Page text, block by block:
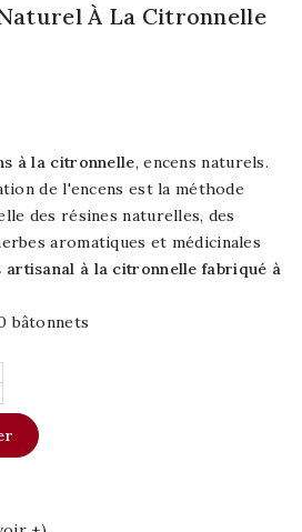
À La Citronnelle
à la citronnelle, encens naturels.
de l'encens est la méthode
des résines naturelles, des
aromatiques et médicinales
artisanal à la citronnelle fabriqué à
bâtonnets